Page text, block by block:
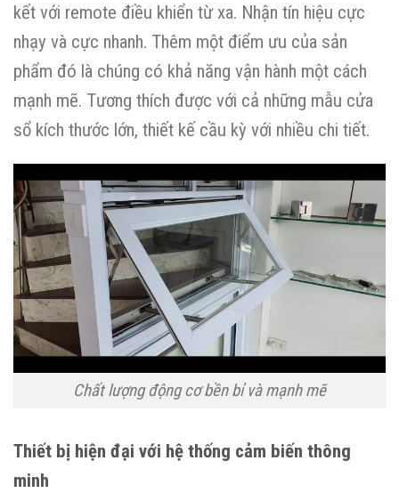
kết với remote điều khiển từ xa. Nhận tín hiệu cực
nhạy và cực nhanh. Thêm một điểm ưu của sản
phẩm đó là chúng có khả năng vận hành một cách
mạnh mẽ. Tương thích được với cả những mẫu cửa
sổ kích thước lớn, thiết kế cầu kỳ với nhiều chi tiết.
Chất lượng động cơ bền bỉ và mạnh mẽ
Thiết bị hiện đại với hệ thống cảm biến thông
minh